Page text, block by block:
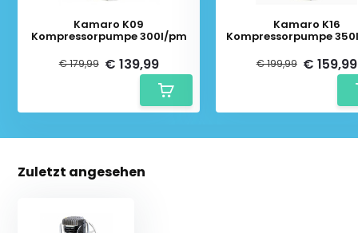
Kamaro K09
Kompressorpumpe 300l/pm
€ 179,99 € 139,99
Kamaro K16
Kompressorpumpe
€ 199,99 € 159,99
Zuletzt angesehen